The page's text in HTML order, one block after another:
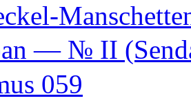
— № II
059